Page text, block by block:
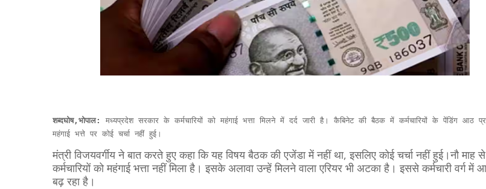
शब्‍दघोष,भोपाल:
मध्यप्रदेश सरकार के कर्मचारियों को महंगाई भत्ता मिलने में दर्द जारी है। कैबिनेट की बैठक में कर्मचारियों के पेंडिंग आठ
महंगाई भत्ते पर कोई चर्चा नहीं हुई।
मंत्री विजयवर्गीय ने बात करते हुए कहा कि यह विषय बैठक की एजेंडा में नहीं था, इसलिए कोई चर्चा नहीं हुई।नौ माह से
कर्मचारियों को महंगाई भत्ता नहीं मिला है। इसके अलावा उन्हें मिलने वाला एरियर भी अटका है। इससे कर्मचारी वर्ग में
बढ़ रहा है।